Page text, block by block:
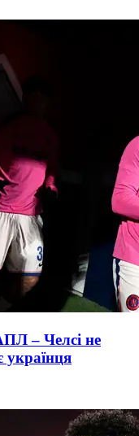
– Челсі не
українця